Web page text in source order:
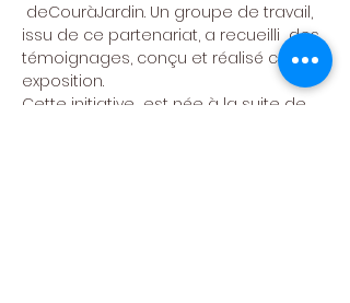
deCouràJardin. Un groupe de travail,
issu de ce partenariat, a recueilli  des
témoignages, conçu et réalisé cette
exposition.
Cette initiative  est née à la suite de